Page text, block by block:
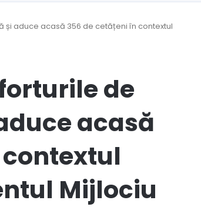
și aduce acasă 356 de cetățeni în contextul
de
acasă
Mijlociu